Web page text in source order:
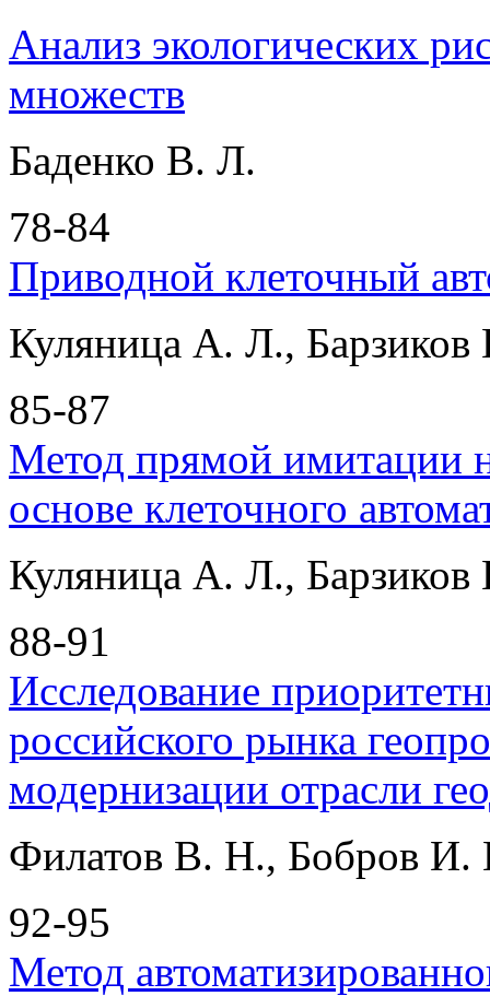
Анализ экологических
множеств
Баденко В. Л.
78-84
Приводной клеточный
Куляница А. Л.,
85-87
Метод прямой имитации
основе клеточного
Куляница А. Л.,
88-91
Исследование
российского рынка
модернизации отрасли
Филатов В. Н., Бобров И.
92-95
Метод